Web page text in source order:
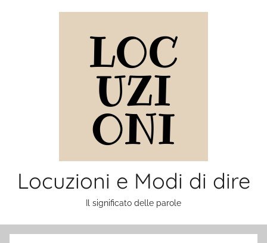
Locuzioni e Modi di dire
Il significato delle parole